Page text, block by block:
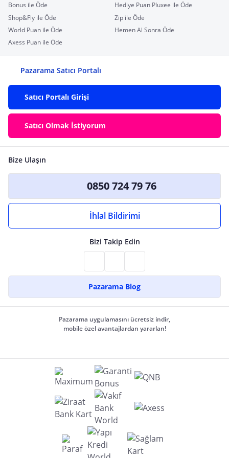
Bonus ile Öde
Hediye Puan Pluxee ile Öde
Shop&Fly ile Öde
Zip ile Öde
World Puan ile Öde
Hemen Al Sonra Öde
Axess Puan ile Öde
Pazarama Satıcı Portalı
Satıcı Portalı Girişi
Satıcı Olmak İstiyorum
Bize Ulaşın
0850 724 79 76
İhlal Bildirimi
Bizi Takip Edin
Pazarama Blog
Pazarama uygulamasını ücretsiz indir,
mobile özel avantajlardan yararlan!